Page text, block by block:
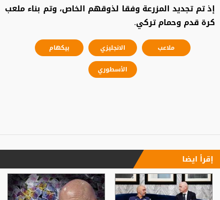
إذ تم تجديد المزرعة وفقا لذوقهم الخاص، وتم بناء ملعب
كرة قدم وحمام تركي.
ملاعب الانجليزي
بيكهام
الأسطوري
إقرأ ايضا